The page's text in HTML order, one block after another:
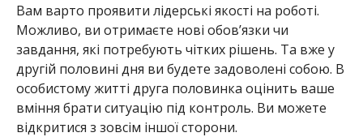
Вам варто проявити лідерські якості на роботі.
Можливо, ви отримаєте нові обов’язки чи
завдання, які потребують чітких рішень. Та вже у
другій половині дня ви будете задоволені собою. В
особистому житті друга половинка оцінить ваше
вміння брати ситуацію під контроль. Ви можете
відкритися з зовсім іншої сторони.